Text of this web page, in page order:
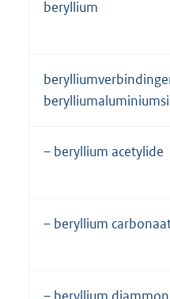
beryllium
– beryllium acetylide
– beryllium